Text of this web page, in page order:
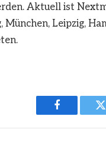
Aktuell ist
München, Leipzig,
Facebook